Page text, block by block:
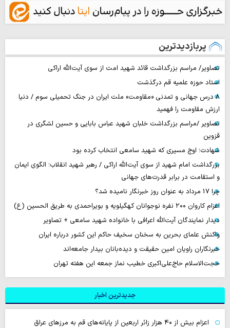
پربازدیدترین
تصاویر/ مراسم بزرگداشت قائد شهید امت از سوی آیت‌الله اراکی
استاد حوزه علمیه قم درگذشت
۸ درس جهانی و تمدنی «مقاومت» ملت ایران در جنگ تحمیلی سوم / دنیا
ارزش مقاومت را فهمید
تصاویر /مراسم بزرگداشت خلبان شهید عباس بابایی و حسین لشگری در
قزوین
شهادت؛ اوج مسیری که شهید سامعی انتخاب کرده بود
بزرگداشت امام شهید از سوی آیت‌الله اراکی / رهبر شهید انقلاب؛ الگوی ایمان
و استقامت در برابر قدرت‌های جهانی
چرا 17 مرداد به عنوان روز خبرنگار نامیده شد؟
اعزام کاروان ۲۰۰ نفره نوجوانان کهگیلویه و بویراحمدی به طریق الحسین (ع)
دیدار نمایندگان آیت‌الله اعرافی با خانواده شهید سامعی + تصاویر
واکنش علمای بحرین به سخنان سخیف حاکم این کشور درباره ایران
خبرنگاران راویان امین حقیقت و دیده‌بانان بیدار جامعه‌اند
حجت‌الاسلام حاج‌علی‌اکبری خطیب نماز جمعه این هفته تهران
جدیدترین اخبار
اعزام بیش از ۴۰ هزار زائر اربعین از پایانه‌های قم به مرزهای عراق